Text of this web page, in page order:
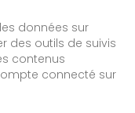
données sur
des outils de suivis
contenus
connecté sur